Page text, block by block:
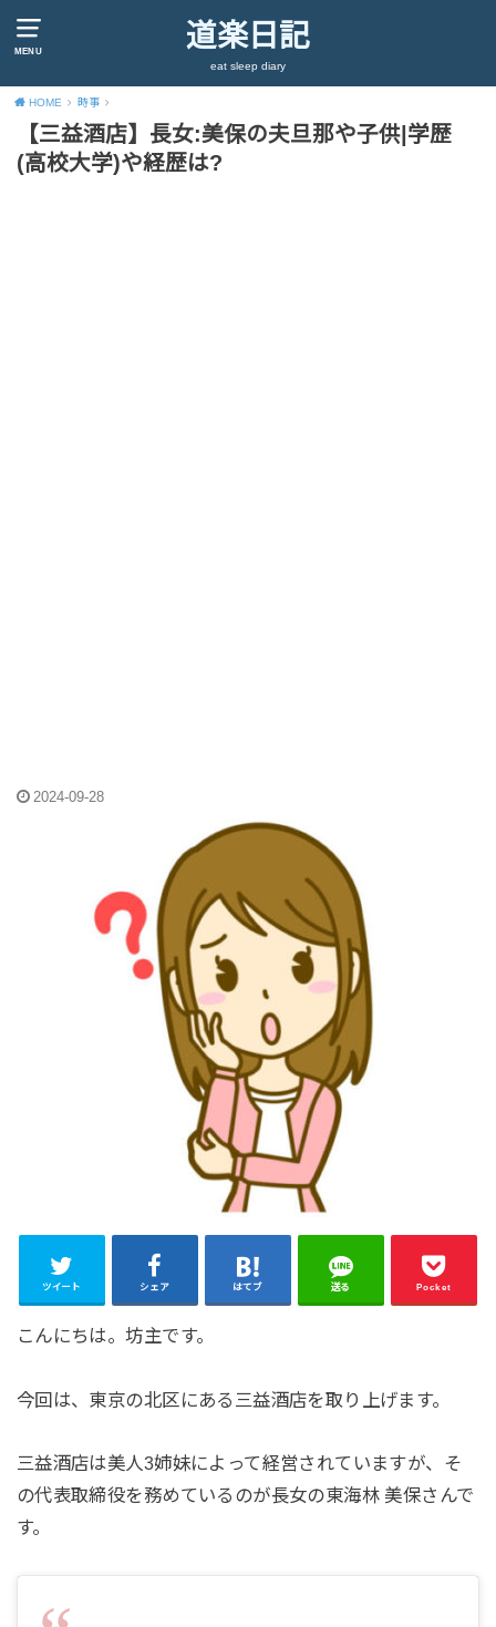
MENU 道楽日記
eat sleep diary
HOME 時事
【三益酒店】長女:美保の夫旦那や子供|学歴
(高校大学)や経歴は?
2024-09-28
ツイート シェア はてブ 送る Pocket
こんにちは。坊主です。
今回は、東京の北区にある三益酒店を取り上げます。
三益酒店は美人3姉妹によって経営されていますが、そ
の代表取締役を務めているのが長女の東海林 美保さんで
す。